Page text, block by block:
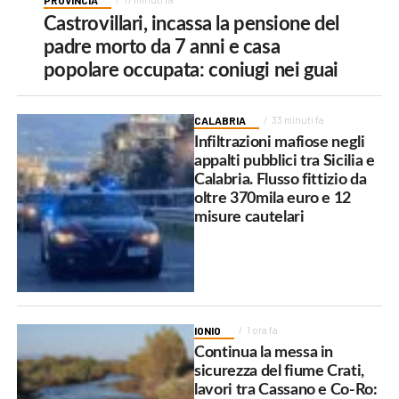
Castrovillari, incassa la pensione del
padre morto da 7 anni e casa
popolare occupata: coniugi nei guai
CALABRIA 33 minuti fa
Infiltrazioni mafiose negli
appalti pubblici tra Sicilia e
Calabria. Flusso fittizio da
oltre 370mila euro e 12
misure cautelari
IONIO 1 ora fa
Continua la messa in
sicurezza del fiume Crati,
lavori tra Cassano e Co-Ro: